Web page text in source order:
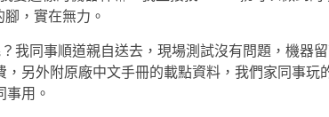
，實在無力。
我同事順道親自送去，現場測試沒有問題，機器
，另外附原廠中文手冊的載點資料，我們家同事玩
事用。